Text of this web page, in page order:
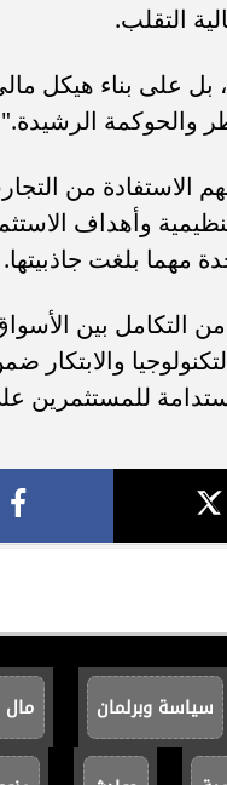
التقلب.
على بناء هيكل
والحوكمة الرشيدة."
الاستفادة من
وأهداف
مهما بلغت جاذبيتها.
التكامل بين
والابتكار
للمستثمرين
سياسة وبرلمان مال